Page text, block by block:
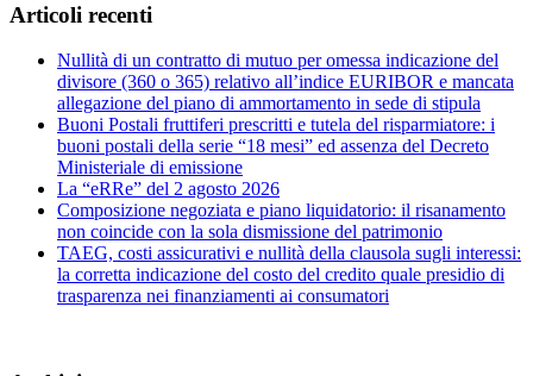
Articoli recenti
Nullità di un contratto di mutuo per omessa indicazione del
divisore (360 o 365) relativo all’indice EURIBOR e mancata
allegazione del piano di ammortamento in sede di stipula
Buoni Postali fruttiferi prescritti e tutela del risparmiatore: i
buoni postali della serie “18 mesi” ed assenza del Decreto
Ministeriale di emissione
La “eRRe” del 2 agosto 2026
Composizione negoziata e piano liquidatorio: il risanamento
non coincide con la sola dismissione del patrimonio
TAEG, costi assicurativi e nullità della clausola sugli interessi:
la corretta indicazione del costo del credito quale presidio di
trasparenza nei finanziamenti ai consumatori